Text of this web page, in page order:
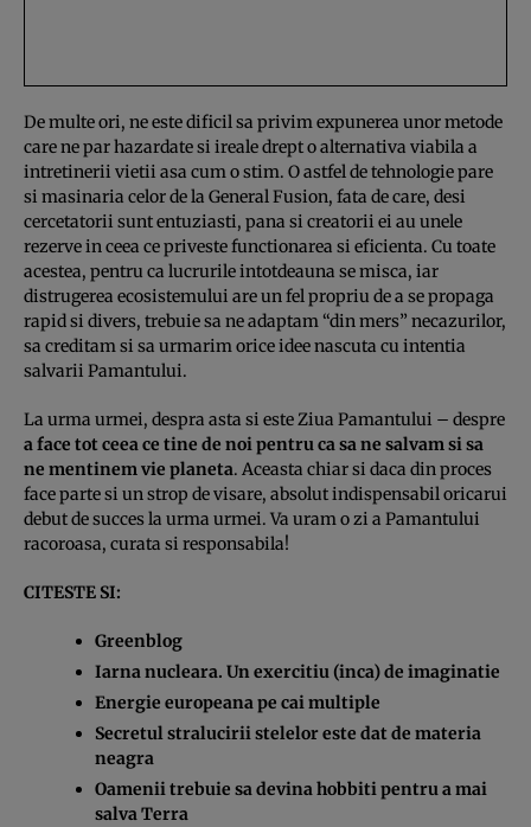
De multe ori, ne este dificil sa privim expunerea unor metode
care ne par hazardate si ireale drept o alternativa viabila a
intretinerii vietii asa cum o stim. O astfel de tehnologie pare
si masinaria celor de la General Fusion, fata de care, desi
cercetatorii sunt entuziasti, pana si creatorii ei au unele
rezerve in ceea ce priveste functionarea si eficienta. Cu toate
acestea, pentru ca lucrurile intotdeauna se misca, iar
distrugerea ecosistemului are un fel propriu de a se propaga
rapid si divers, trebuie sa ne adaptam “din mers” necazurilor,
sa creditam si sa urmarim orice idee nascuta cu intentia
salvarii Pamantului.
La urma urmei, despra asta si este Ziua Pamantului – despre
a face tot ceea ce tine de noi pentru ca sa ne salvam si sa
ne mentinem vie planeta. Aceasta chiar si daca din proces
face parte si un strop de visare, absolut indispensabil oricarui
debut de succes la urma urmei. Va uram o zi a Pamantului
racoroasa, curata si responsabila!
CITESTE SI:
Greenblog
Iarna nucleara. Un exercitiu (inca) de imaginatie
Energie europeana pe cai multiple
Secretul stralucirii stelelor este dat de materia
neagra
Oamenii trebuie sa devina hobbiti pentru a mai
salva Terra